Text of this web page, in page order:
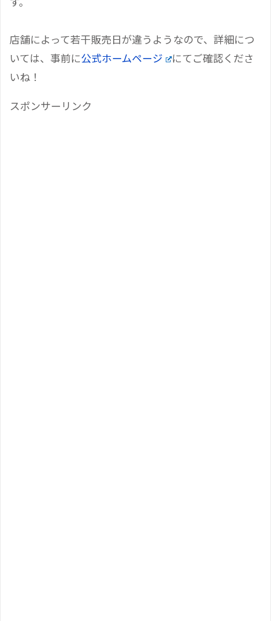
店舗によって若干販売日が違うようなので、詳細につ
いては、事前に公式ホームページ
にてご確認くださ
いね！
スポンサーリンク